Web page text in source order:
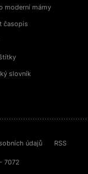
moderní mámy
časopis
slovník
údajů RSS
7072